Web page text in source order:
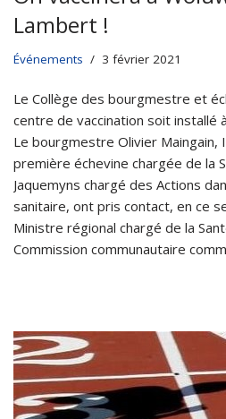
Lambert !
Événements 3 février 2021
Le Collège des bourgmestre et
centre de vaccination soit installé
Le bourgmestre Olivier Maingain,
première échevine chargée de la
Jaquemyns chargé des Actions
sanitaire, ont pris contact, en ce
Ministre régional chargé de la
Commission communautaire